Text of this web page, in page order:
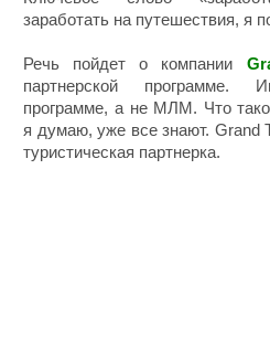
заработать на путешествия, я
Речь пойдет о компании
партнерской программе.
программе, а не МЛМ. Что
я думаю, уже все знают. Grand
туристическая партнерка.